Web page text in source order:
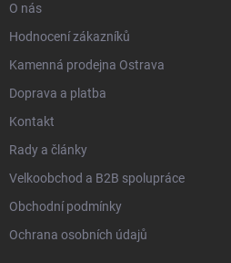
O nás
Hodnocení zákazníků
Kamenná prodejna Ostrava
Doprava a platba
Kontakt
Rady a články
Velkoobchod a B2B spolupráce
Obchodní podmínky
Ochrana osobních údajů